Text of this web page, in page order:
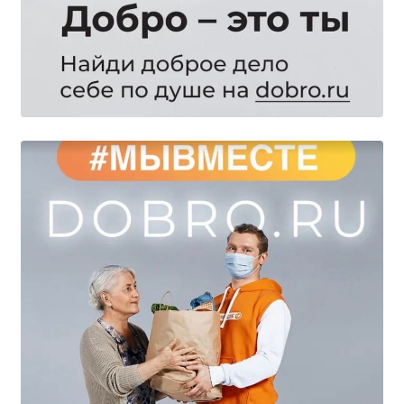
Программа воспитания
Противодействие терроризму
Профилактическая работа
Работа педагога-психолога
Студенческий совет
Студенческий спортивный клуб
В помощь педагогам и мастерам ПО
История нашего техникума
Фотографии техникума
ПОЛЕЗНЫЕ ССЫЛКИ